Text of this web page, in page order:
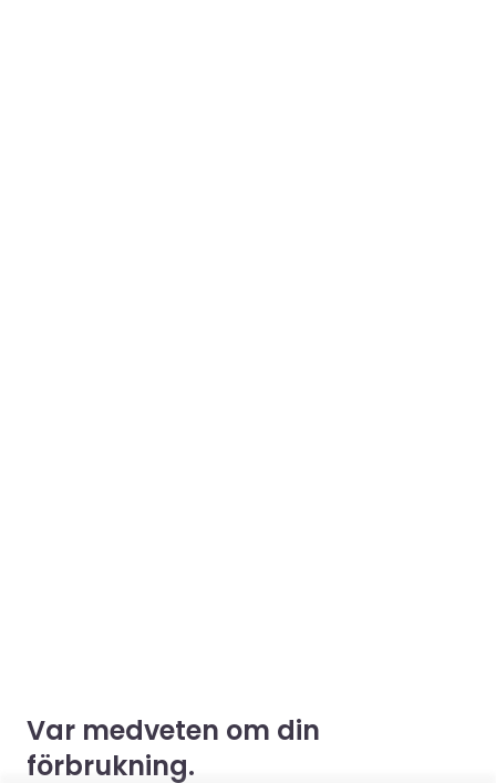
Var medveten om din
förbrukning.